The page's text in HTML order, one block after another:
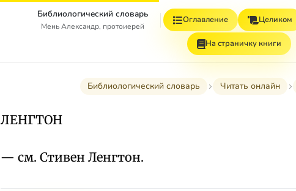
Библиологический словарь
Мень Александр, протоиерей
Оглавление Целиком
На страничку книги
Библиологический словарь Читать онлайн
ЛЕНГТОН
— см. Стивен Ленгтон.